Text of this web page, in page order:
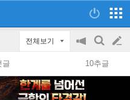
전체보기
공
지
on/off
검
색
글
쓰
글 10추글